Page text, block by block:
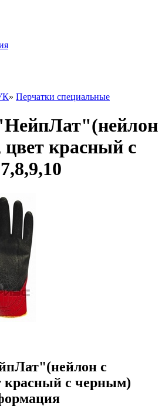
» Перчатки специальные
цвет красный с
с
красный с черным)